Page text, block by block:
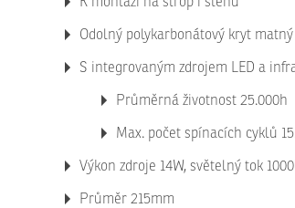
Odolný polykarbonátový kryt
S integrovaným zdrojem LED a
Průměrná životnost 25.000h
Max. počet spínacích cyklů
Výkon zdroje 14W, světelný tok
Průměr 215mm